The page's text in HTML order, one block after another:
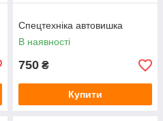
Спецтехніка автовишка
В наявності
750 ₴
Купити